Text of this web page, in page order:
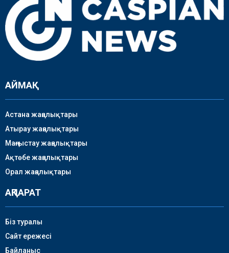
АЙМАҚ
Астана жаңалықтары
Атырау жаңалықтары
Маңғыстау жаңалықтары
Ақтөбе жаңалықтары
Орал жаңалықтары
АҚПАРАТ
Біз туралы
Сайт ережесі
Байланыс